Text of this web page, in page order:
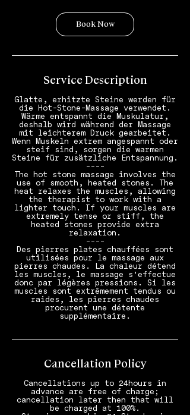
Book Now
Service Description
Glatte, erhitzte Steine werden für
die Hot-Stone-Massage verwendet.
Wärme entspannt die Muskulatur,
deshalb wird während der Massage
mit leichterem Druck gearbeitet.
Wenn Muskeln extrem angespannt oder
steif sind, sorgen die warmen
Steine für zusätzliche Entspannung.
----
The hot stone massage involves the
use of smooth, heated stones. The
heat relaxes the muscles, allowing
the therapist to work with a
lighter touch. If your muscles are
extremely tense or stiff, the
heated stones provide extra
relaxation.
----
Des pierres plates chauffées sont
utilisées pour le massage aux
pierres chaudes. La chaleur détend
les muscles, le massage s'effectue
donc par légères pressions. Si les
muscles sont extrêmement tendus ou
raides, les pierres chaudes
procurent une détente
supplémentaire.
Cancellation Policy
Cancellations up to 24hours in
advance are free of charge;
cancellation later then that will
be charged at 100%.